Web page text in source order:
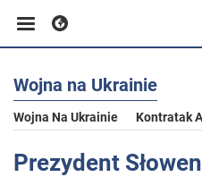
Biznes
Sport
Wojna na Ukrainie
Wojna Na Ukrainie Kontratak
Prezydent